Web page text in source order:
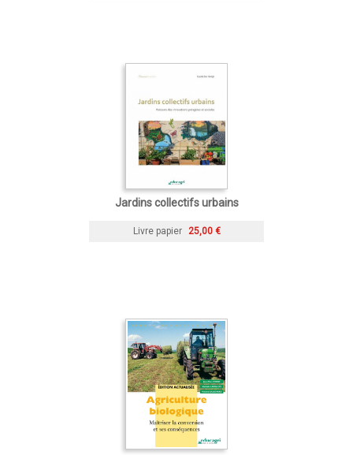
Jardins collectifs urbains
Livre papier 25,00 €